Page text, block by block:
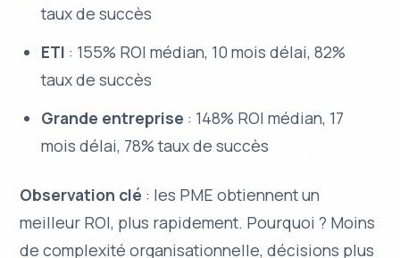
taux de succès
ETI : 155% ROI médian, 10 mois délai, 82%
taux de succès
Grande entreprise : 148% ROI médian, 17
mois délai, 78% taux de succès
Observation clé : les PME obtiennent un
meilleur ROI, plus rapidement. Pourquoi ? Moins
de complexité organisationnelle, décisions plus